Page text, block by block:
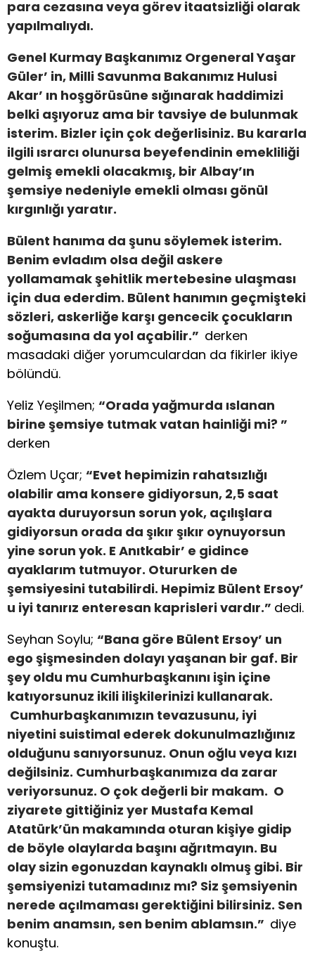
para cezasına veya görev itaatsizliği olarak
yapılmalıydı.
Genel Kurmay Başkanımız Orgeneral Yaşar
Güler’ in, Milli Savunma Bakanımız Hulusi
Akar’ ın hoşgörüsüne sığınarak haddimizi
belki aşıyoruz ama bir tavsiye de bulunmak
isterim. Bizler için çok değerlisiniz. Bu kararla
ilgili ısrarcı olunursa beyefendinin emekliliği
gelmiş emekli olacakmış, bir Albay’ın
şemsiye nedeniyle emekli olması gönül
kırgınlığı yaratır.
Bülent hanıma da şunu söylemek isterim.
Benim evladım olsa değil askere
yollamamak şehitlik mertebesine ulaşması
için dua ederdim. Bülent hanımın geçmişteki
sözleri, askerliğe karşı gencecik çocukların
soğumasına da yol açabilir.” derken
masadaki diğer yorumculardan da fikirler ikiye
bölündü.
Yeliz Yeşilmen; “Orada yağmurda ıslanan
birine şemsiye tutmak vatan hainliği mi? ”
derken
Özlem Uçar; “Evet hepimizin rahatsızlığı
olabilir ama konsere gidiyorsun, 2,5 saat
ayakta duruyorsun sorun yok, açılışlara
gidiyorsun orada da şıkır şıkır oynuyorsun
yine sorun yok. E Anıtkabir’ e gidince
ayaklarım tutmuyor. Otururken de
şemsiyesini tutabilirdi. Hepimiz Bülent Ersoy’
u iyi tanırız enteresan kaprisleri vardır.” dedi.
Seyhan Soylu; “Bana göre Bülent Ersoy’ un
ego şişmesinden dolayı yaşanan bir gaf. Bir
şey oldu mu Cumhurbaşkanını işin içine
katıyorsunuz ikili ilişkilerinizi kullanarak.
Cumhurbaşkanımızın tevazusunu, iyi
niyetini suistimal ederek dokunulmazlığınız
olduğunu sanıyorsunuz. Onun oğlu veya kızı
değilsiniz. Cumhurbaşkanımıza da zarar
veriyorsunuz. O çok değerli bir makam. O
ziyarete gittiğiniz yer Mustafa Kemal
Atatürk’ün makamında oturan kişiye gidip
de böyle olaylarda başını ağrıtmayın. Bu
olay sizin egonuzdan kaynaklı olmuş gibi. Bir
şemsiyenizi tutamadınız mı? Siz şemsiyenin
nerede açılmaması gerektiğini bilirsiniz. Sen
benim anamsın, sen benim ablamsın.” diye
konuştu.